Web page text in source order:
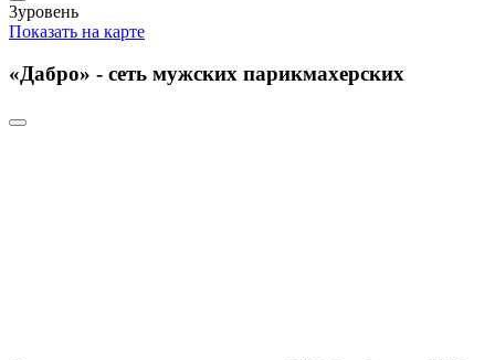
3уровень
Показать на карте
«Дабро» - сеть мужских парикмахерских